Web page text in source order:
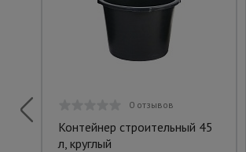
0 отзывов
Контейнер строительный 45
л, круглый